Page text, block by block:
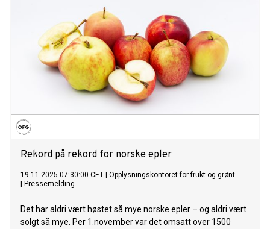
Rekord på rekord for norske epler
19.11.2025 07:30:00 CET
Opplysningskontoret for frukt og grønt
Pressemelding
Det har aldri vært høstet så mye norske epler – og aldri vært
solgt så mye. Per 1.november var det omsatt over 1500